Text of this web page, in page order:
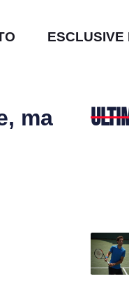
ESCLUSIVE
ma